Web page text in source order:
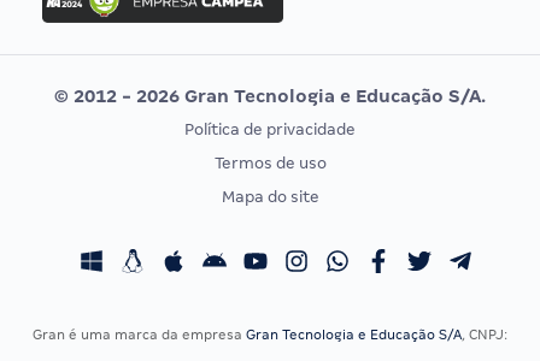
Concurso MPU
Editais publicados
Vunesp
CONCURSOS POR PROFISSÃO
Concursos Fiscais
EXAME DE ORDEM
Calendário OAB
© 2012 - 2026 Gran Tecnologia e Educação S/A.
Política de privacidade
Termos de uso
Mapa do site
Gran é uma marca da empresa Gran Tecnologia e Educação S/A, CNPJ: